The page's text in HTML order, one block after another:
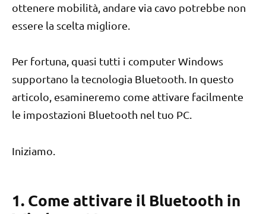
ottenere mobilità, andare via cavo potrebbe non
essere la scelta migliore.
Per fortuna, quasi tutti i computer Windows
supportano la tecnologia Bluetooth. In questo
articolo, esamineremo come attivare facilmente
le impostazioni Bluetooth nel tuo PC.
Iniziamo.
1. Come attivare il Bluetooth in